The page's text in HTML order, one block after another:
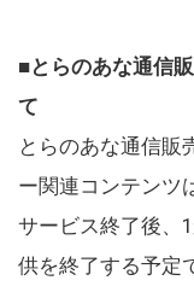
■とらのあな通信
て
とらのあな通信販
ー関連コンテンツ
サービス終了後、
供を終了する予定